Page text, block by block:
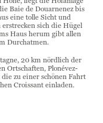
Baie de Douarnenez bis
eine tolle Sicht und
erstrecken sich die Hügel
Haus herum gibt allen
Durchatmen.
20 km nördlich der
Ortschaften, Plonévez-
zu einer schönen Fahrt
Croissant einladen.